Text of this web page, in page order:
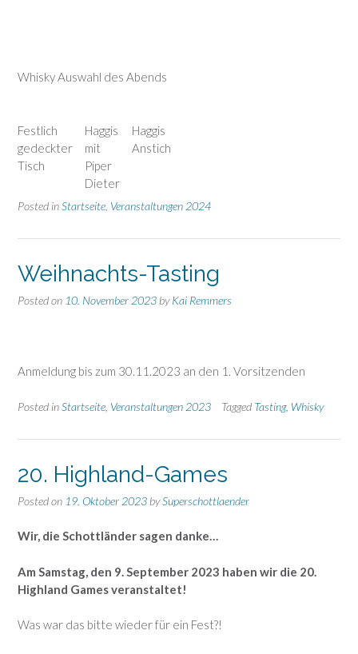
Whisky Auswahl des Abends
Festlich
gedeckter
Tisch
Haggis
mit
Piper
Dieter
Haggis
Anstich
Posted inStartseite Veranstaltungen 2024
Weihnachts-Tasting
Posted on 10. November 2023 byKai Remmers
Anmeldung bis zum 30.11.2023 an den 1. Vorsitzenden
Posted inStartseite Veranstaltungen 2023 Tagged Tasting, Whisky
20. Highland-Games
Posted on 19. Oktober 2023 bySuperschottlaender
Wir, die Schottländer sagen danke…
Am Samstag, den 9. September 2023 haben wir die 20.
Highland Games veranstaltet!
Was war das bitte wieder für ein Fest?!